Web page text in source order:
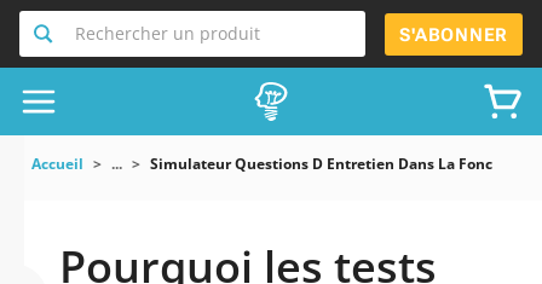
Rechercher un produit S'ABONNER
Accueil ... Simulateur Questions D Entretien Dans La Fonction
Pourquoi les tests